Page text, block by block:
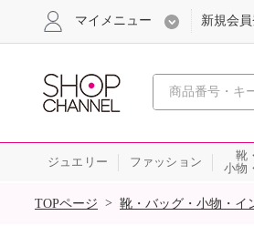
心おど
マイメニュー 新規会
ジュエリー ファッション
靴
小物
SALE
TOPページ > 靴・バッグ・小物・イ